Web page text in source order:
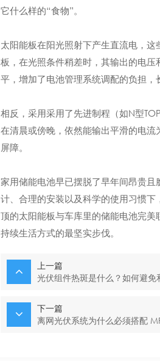
它什么样的“食物”。
太阳能板在阳光照射下产生直流电，
板，在光照条件稍差时，其输出的电
平，增加了电池管理系统调配的负担，
相反，采用采用了先进制程（如N型
在清晨或傍晚，依然能输出平滑的电
屏障。
家用储能电池早已摆脱了早年间昂贵
计、合理的安装以及科学的使用习惯
顶的太阳能板与车库里的储能电池完
持续生活方式的最坚实步伐。
上一篇
光伏组件热斑是什么？如何避免
下一篇
离网光伏系统为什么必须搭配